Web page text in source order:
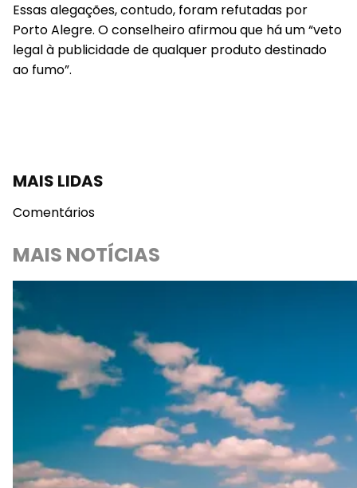
Essas alegações, contudo, foram refutadas por
Porto Alegre. O conselheiro afirmou que há um “veto
legal à publicidade de qualquer produto destinado
ao fumo”.
MAIS LIDAS
Comentários
MAIS NOTÍCIAS